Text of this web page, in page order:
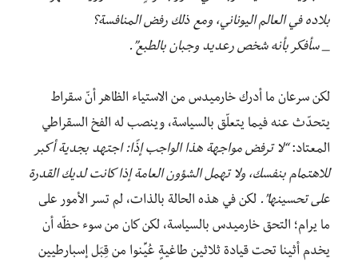
بلاده في العالم اليوناني، ومع ذلك رفض المنافسة؟
_ سأفكر بأنه شخص رعديد وجبان بالطبع”.
لكن سرعان ما أدرك خارميدس من الاستياء الظاهر أنّ سقراط
يتحدّث عنه فيما يتعلّق بالسياسة، وينصب له الفخ السقراطي
المعتاد:“لا ترفض مواجهة هذا الواجب إذًا: اجتهد بجدية أكبر
للاهتمام بنفسك، ولا تهمل الشؤون العامة إذا كانت لديك القدرة
على تحسينها”. لكن في هذه الحالة بالذات، لم تسر الأمور على
ما يرام؛ التحق خارميدس بالسياسة، لكن كان من سوء حظّه أن
يخدم أثينا تحت قيادة ثلاثين طاغيةٍ عُيِّنوا من قِبَل إسبارطيين